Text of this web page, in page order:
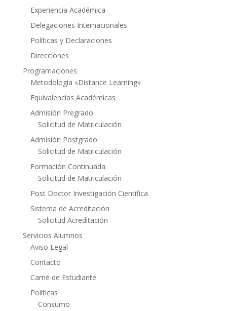
Experiencia Académica
Delegaciones Internacionales
Políticas y Declaraciones
Direcciones
Programaciones
Metodología «Distance Learning»
Equivalencias Académicas
Admisión Pregrado
Solicitud de Matriculación
Admisión Postgrado
Solicitud de Matriculación
Formación Continuada
Solicitud de Matriculación
Post Doctor Investigación Cientifica
Sistema de Acreditación
Solicitud Acreditación
Servicios Alumnos
Aviso Legal
Contacto
Carné de Estudiante
Políticas
Consumo